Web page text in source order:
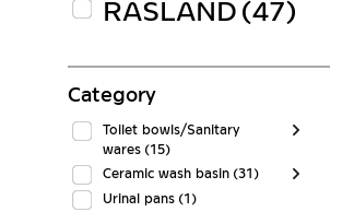
RASLAND(47)
Category
Toilet bowls/Sanitary
wares (15)
Ceramic wash basin (31)
Urinal pans (1)